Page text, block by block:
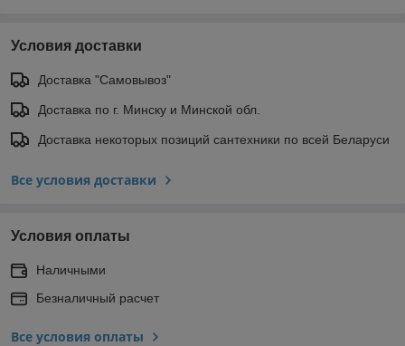
Условия доставки
Доставка "Самовывоз"
Доставка по г. Минску и Минской обл.
Доставка некоторых позиций сантехники по всей Беларуси
Все условия доставки
Условия оплаты
Наличными
Безналичный расчет
Все условия оплаты